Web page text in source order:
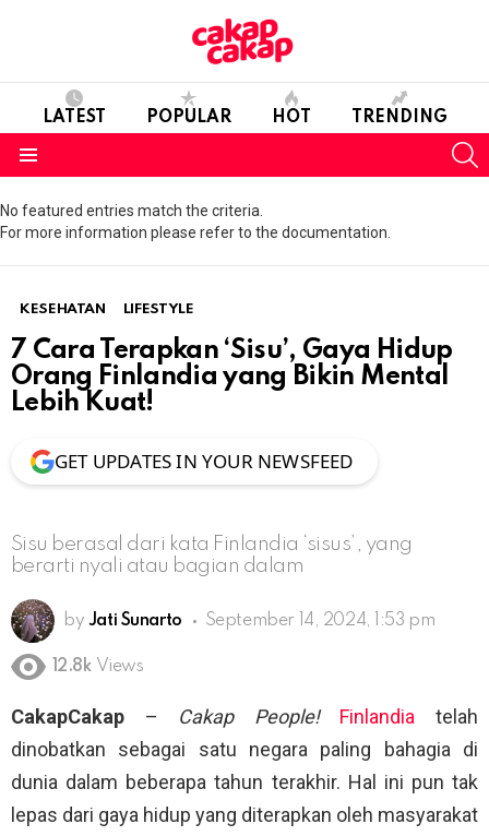
LATEST POPULAR HOT TRENDING
No featured entries match the criteria.
For more information please refer to the documentation.
KESEHATAN LIFESTYLE
7 Cara Terapkan ‘Sisu’, Gaya Hidup
Orang Finlandia yang Bikin Mental
Lebih Kuat!
GET UPDATES IN YOUR NEWSFEED
Sisu berasal dari kata Finlandia ‘sisus’, yang
berarti nyali atau bagian dalam
by Jati Sunarto September 14, 2024, 1:53 pm
12.8k Views
CakapCakap – Cakap People! Finlandia telah
dinobatkan sebagai satu negara paling bahagia di
dunia dalam beberapa tahun terakhir. Hal ini pun tak
lepas dari gaya hidup yang diterapkan oleh masyarakat